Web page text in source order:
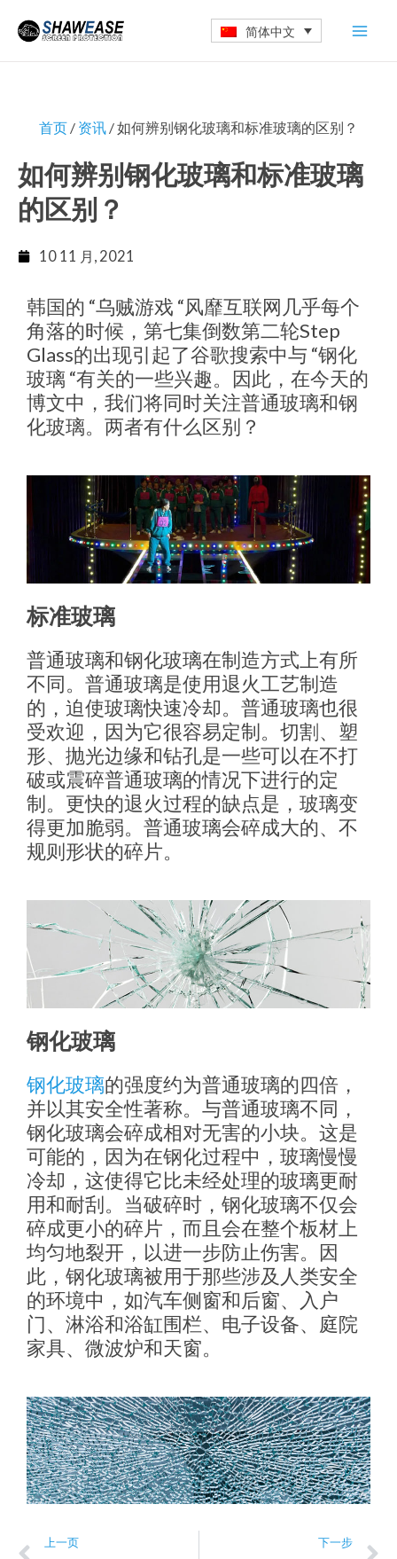
内
简体中文
首页 / 资讯 / 如何辨别钢化玻璃和标准玻璃的区别？
如何辨别钢化玻璃和标准玻璃
的区别？
10 11 月, 2021
韩国的 “乌贼游戏 “风靡互联网几乎每个
角落的时候，第七集倒数第二轮Step
Glass的出现引起了谷歌搜索中与 “钢化
玻璃 “有关的一些兴趣。因此，在今天的
博文中，我们将同时关注普通玻璃和钢
化玻璃。两者有什么区别？
标准玻璃
普通玻璃和钢化玻璃在制造方式上有所
不同。普通玻璃是使用退火工艺制造
的，迫使玻璃快速冷却。普通玻璃也很
受欢迎，因为它很容易定制。切割、塑
形、抛光边缘和钻孔是一些可以在不打
破或震碎普通玻璃的情况下进行的定
制。更快的退火过程的缺点是，玻璃变
得更加脆弱。普通玻璃会碎成大的、不
规则形状的碎片。
钢化玻璃
钢化玻璃的强度约为普通玻璃的四倍，
并以其安全性著称。与普通玻璃不同，
钢化玻璃会碎成相对无害的小块。这是
可能的，因为在钢化过程中，玻璃慢慢
冷却，这使得它比未经处理的玻璃更耐
用和耐刮。当破碎时，钢化玻璃不仅会
碎成更小的碎片，而且会在整个板材上
均匀地裂开，以进一步防止伤害。因
此，钢化玻璃被用于那些涉及人类安全
的环境中，如汽车侧窗和后窗、入户
门、淋浴和浴缸围栏、电子设备、庭院
家具、微波炉和天窗。
Prev
上一页 下一步